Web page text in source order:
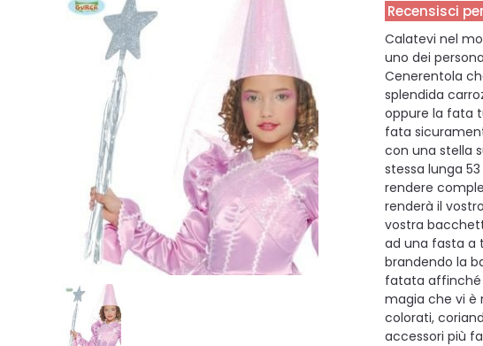
Recensisci
Calatevi nel
uno dei
Cenerentola
splendida
oppure la fata
fata
con una stella
stessa lunga
rendere
renderà il
vostra
ad una fasta a
brandendo la
fatata affinché
magia che vi è
colorati,
accessori più